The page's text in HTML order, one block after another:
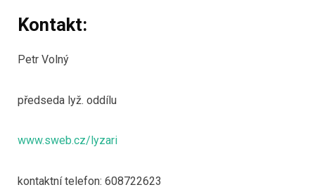
Kontakt:
Petr Volný
předseda lyž. oddílu
www.sweb.cz/lyzari
kontaktní telefon: 608722623